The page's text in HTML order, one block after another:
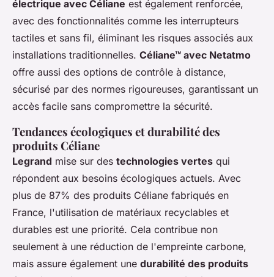
électrique avec Céliane est également renforcée,
avec des fonctionnalités comme les interrupteurs
tactiles et sans fil, éliminant les risques associés aux
installations traditionnelles. Céliane™ avec Netatmo
offre aussi des options de contrôle à distance,
sécurisé par des normes rigoureuses, garantissant un
accès facile sans compromettre la sécurité.
Tendances écologiques et durabilité des
produits Céliane
Legrand mise sur des technologies vertes qui
répondent aux besoins écologiques actuels. Avec
plus de 87% des produits Céliane fabriqués en
France, l'utilisation de matériaux recyclables et
durables est une priorité. Cela contribue non
seulement à une réduction de l'empreinte carbone,
mais assure également une durabilité des produits